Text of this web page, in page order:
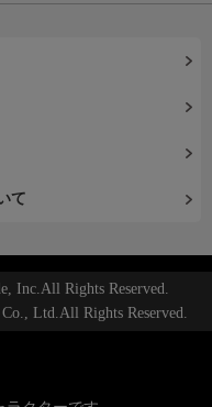
て
Inc.All Rights Reserved.
Ltd.All Rights Reserved.